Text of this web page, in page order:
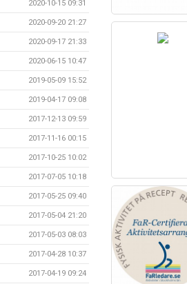
2020-10-15 09:31
2020-09-20 21:27
2020-09-17 21:33
2020-06-15 10:47
2019-05-09 15:52
2019-04-17 09:08
2017-12-13 09:59
2017-11-16 00:15
2017-10-25 10:02
2017-07-05 10:18
2017-05-25 09:40
2017-05-04 21:20
2017-05-03 08:03
2017-04-28 10:37
2017-04-19 09:24